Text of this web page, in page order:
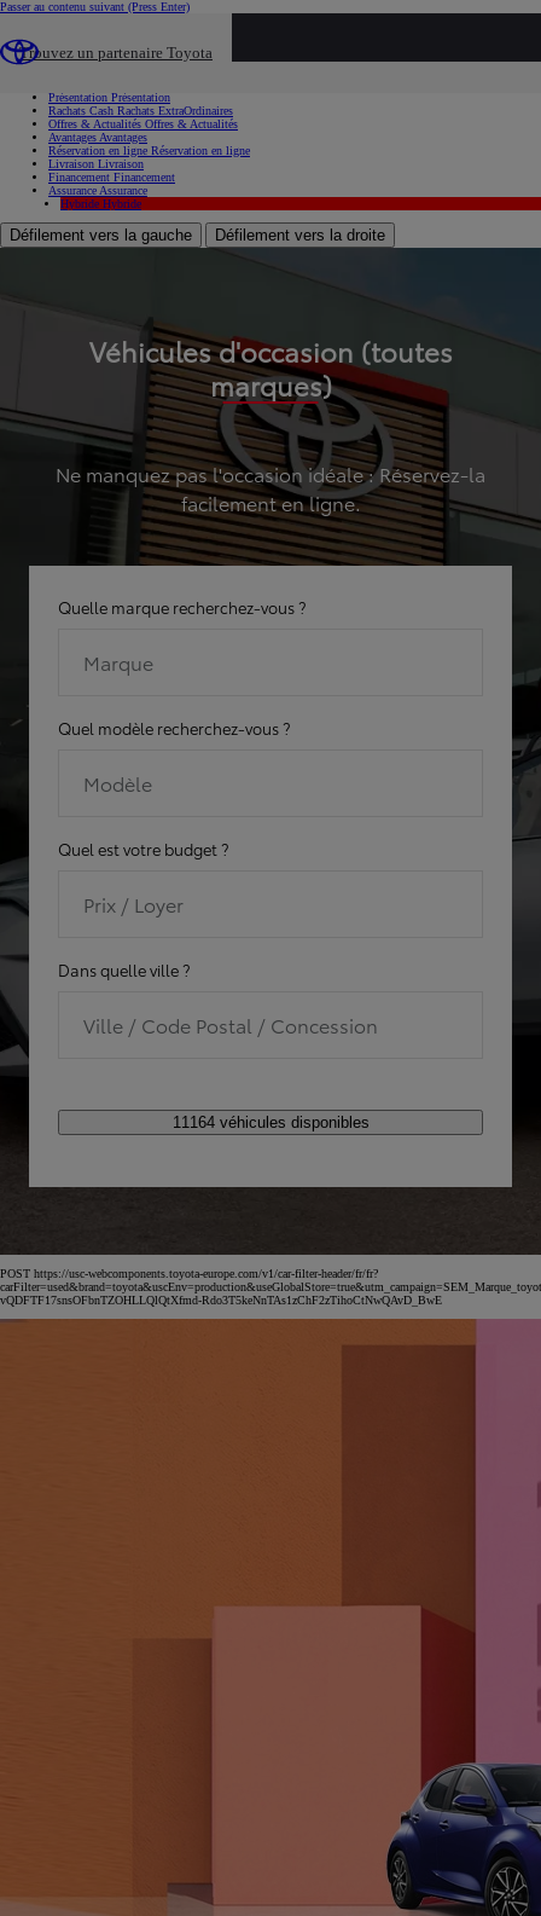
Passer au contenu suivant (Press Enter)
Trouvez un partenaire Toyota
Présentation Présentation
Rachats Cash Rachats ExtraOrdinaires
Offres & Actualités Offres & Actualités
Avantages Avantages
Réservation en ligne Réservation en ligne
Livraison Livraison
Financement Financement
Assurance Assurance
Hybride Hybride
Défilement vers la gauche Défilement vers la droite
Véhicules d'occasion (toutes
marques)
Ne manquez pas l'occasion idéale : Réservez-la
facilement en ligne.
Quelle marque recherchez-vous ?
Marque
Quel modèle recherchez-vous ?
Modèle
Quel est votre budget ?
Prix / Loyer
Dans quelle ville ?
Ville / Code Postal / Concession
11164 véhicules disponibles
POST https://usc-webcomponents.toyota-europe.com/v1/car-filter-header/fr/fr?
vQDFTF17snsOFbnTZOHLLQlQtXfmd-Rdo3T5keNnTAs1zChF2zTihoCtNwQAvD_BwE